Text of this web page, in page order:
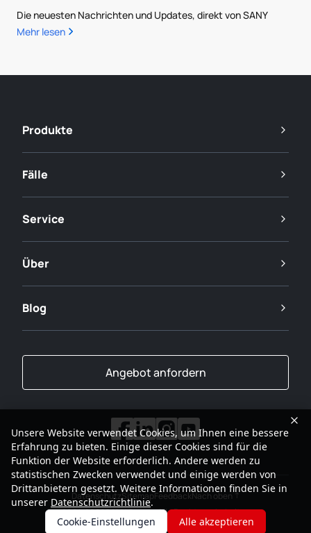
Die neuesten Nachrichten und Updates, direkt von SANY
Mehr lesen
Produkte
Fälle
Service
Über
Blog
Angebot anfordern
2001-2026SANY Gruppe Alle Rechte vorbehalten
DatenschutzSitemapFeedbackNach oben
Unsere Website verwendet Cookies, um Ihnen eine bessere
Erfahrung zu bieten. Einige dieser Cookies sind für die
Funktion der Website erforderlich. Andere werden zu
statistischen Zwecken verwendet und einige werden von
Drittanbietern gesetzt. Weitere Informationen finden Sie in
unserer Datenschutzrichtlinie.
Cookie-Einstellungen
Alle akzeptieren